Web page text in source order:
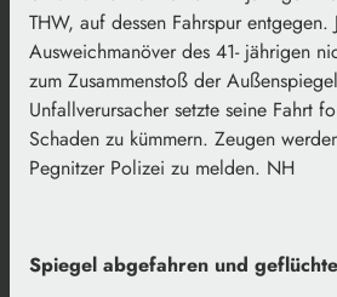
THW, auf dessen Fahrspur
Ausweichmanöver des 41- jährigen
zum Zusammenstoß der
Unfallverursacher setzte seine Fahrt
Schaden zu kümmern. Zeugen
Pegnitzer Polizei zu melden. NH
Spiegel abgefahren und